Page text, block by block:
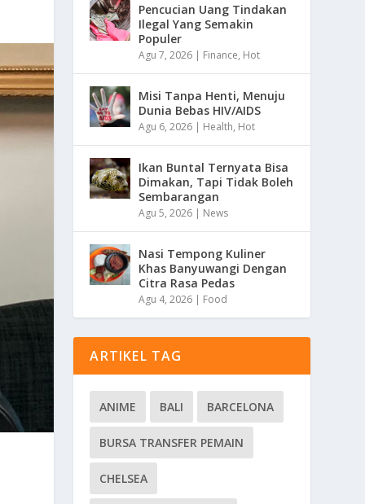
Pencucian Uang Tindakan
Ilegal Yang Semakin
Populer
Agu 7, 2026 | Finance, Hot
Misi Tanpa Henti, Menuju
Dunia Bebas HIV/AIDS
Agu 6, 2026 | Health, Hot
Ikan Buntal Ternyata Bisa
Dimakan, Tapi Tidak Boleh
Sembarangan
Agu 5, 2026 | News
Nasi Tempong Kuliner
Khas Banyuwangi Dengan
Citra Rasa Pedas
Agu 4, 2026 | Food
ARTIKEL TAG
ANIME BALI BARCELONA
BURSA TRANSFER PEMAIN
CHELSEA